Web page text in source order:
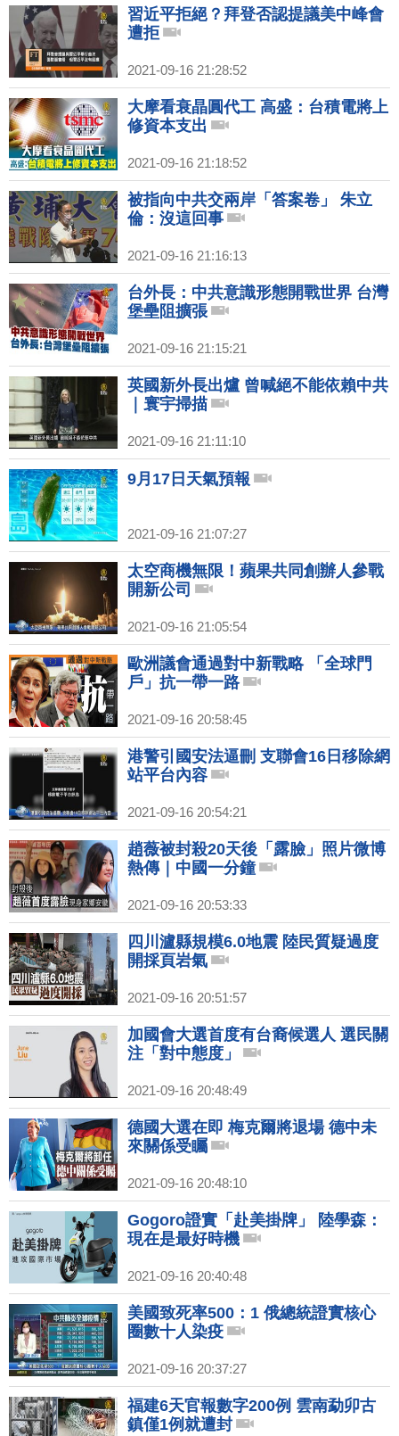
習近平拒絕？拜登否認提議美中峰會
遭拒
2021-09-16 21:28:52
大摩看衰晶圓代工 高盛：台積電將上
修資本支出
2021-09-16 21:18:52
被指向中共交兩岸「答案卷」 朱立
倫：沒這回事
2021-09-16 21:16:13
台外長：中共意識形態開戰世界 台灣
堡壘阻擴張
2021-09-16 21:15:21
英國新外長出爐 曾喊絕不能依賴中共
｜寰宇掃描
2021-09-16 21:11:10
9月17日天氣預報
2021-09-16 21:07:27
太空商機無限！蘋果共同創辦人參戰
開新公司
2021-09-16 21:05:54
歐洲議會通過對中新戰略 「全球門
戶」抗一帶一路
2021-09-16 20:58:45
港警引國安法逼刪 支聯會16日移除網
站平台內容
2021-09-16 20:54:21
趙薇被封殺20天後「露臉」照片微博
熱傳｜中國一分鐘
2021-09-16 20:53:33
四川瀘縣規模6.0地震 陸民質疑過度
開採頁岩氣
2021-09-16 20:51:57
加國會大選首度有台裔候選人 選民關
注「對中態度」
2021-09-16 20:48:49
德國大選在即 梅克爾將退場 德中未
來關係受矚
2021-09-16 20:48:10
Gogoro證實「赴美掛牌」 陸學森：
現在是最好時機
2021-09-16 20:40:48
美國致死率500：1 俄總統證實核心
圈數十人染疫
2021-09-16 20:37:27
福建6天官報數字200例 雲南勐卯古
鎮僅1例就遭封